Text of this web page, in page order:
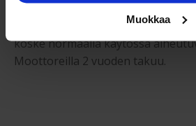
Muokkaa
Moottorisängyn – säätösängyn
katkeamattomuus- ja runkotakuu
koske normaalia käytössä
Moottoreilla 2 vuoden takuu.